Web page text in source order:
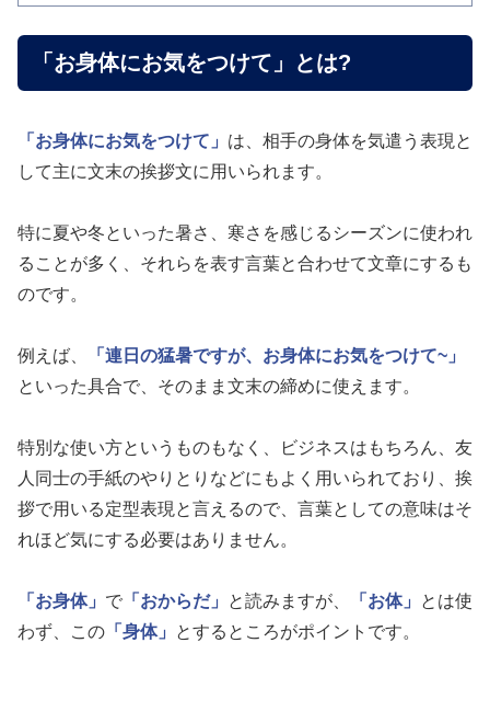
「お身体にお気をつけて」とは?
「お身体にお気をつけて」 は、相手の身体を気遣う表現と
して主に文末の挨拶文に用いられます。
特に夏や冬といった暑さ、寒さを感じるシーズンに使われ
ることが多く、それらを表す言葉と合わせて文章にするも
のです。
例えば、
「連日の猛暑ですが、お身体にお気をつけて~」
といった具合で、そのまま文末の締めに使えます。
特別な使い方というものもなく、ビジネスはもちろん、友
人同士の手紙のやりとりなどにもよく用いられており、挨
拶で用いる定型表現と言えるので、言葉としての意味はそ
れほど気にする必要はありません。
「お身体」 で 「おからだ」 と読みますが、 「お体」
とは使
わず、この 「身体」 とするところがポイントです。